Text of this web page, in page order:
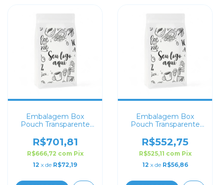
Embalagem Box
Pouch Transparente
Personalizado
R$701,81
R$666,72 com Pix
12 x de R$72,19
Embalagem Box
Pouch Transparente
Personalizado
R$552,75
R$525,11 com Pix
12 x de R$56,86